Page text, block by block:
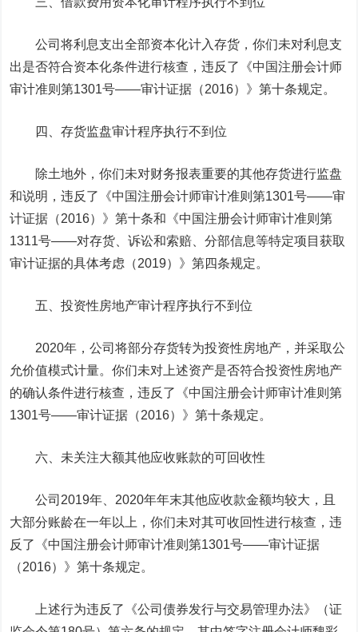
公司将利息支出全部资本化计入存货，你们未对利息支
出是否符合资本化条件进行核查，违反了《中国注册会计师
审计准则第1301号——审计证据（2016）》第十条规定。
四、存货监盘审计程序执行不到位
除土地外，你们未对财务报表重要的其他存货进行监盘
和说明，违反了《中国注册会计师审计准则第1301号——审
计证据（2016）》第十条和《中国注册会计师审计准则第
1311号——对存货、诉讼和索赔、分部信息等特定项目获取
审计证据的具体考虑（2019）》第四条规定。
五、投资性房地产审计程序执行不到位
2020年，公司将部分存货转为投资性房地产，并采取公
允价值模式计量。你们未对上述资产是否符合投资性房地产
的确认条件进行核查，违反了《中国注册会计师审计准则第
1301号——审计证据（2016）》第十条规定。
六、未关注大额其他应收账款的可回收性
公司2019年、2020年年末其他应收款金额均较大，且
大部分账龄在一年以上，你们未对其可收回性进行核查，违
反了《中国注册会计师审计准则第1301号——审计证据
（2016）》第十条规定。
上述行为违反了《公司债券发行与交易管理办法》（证